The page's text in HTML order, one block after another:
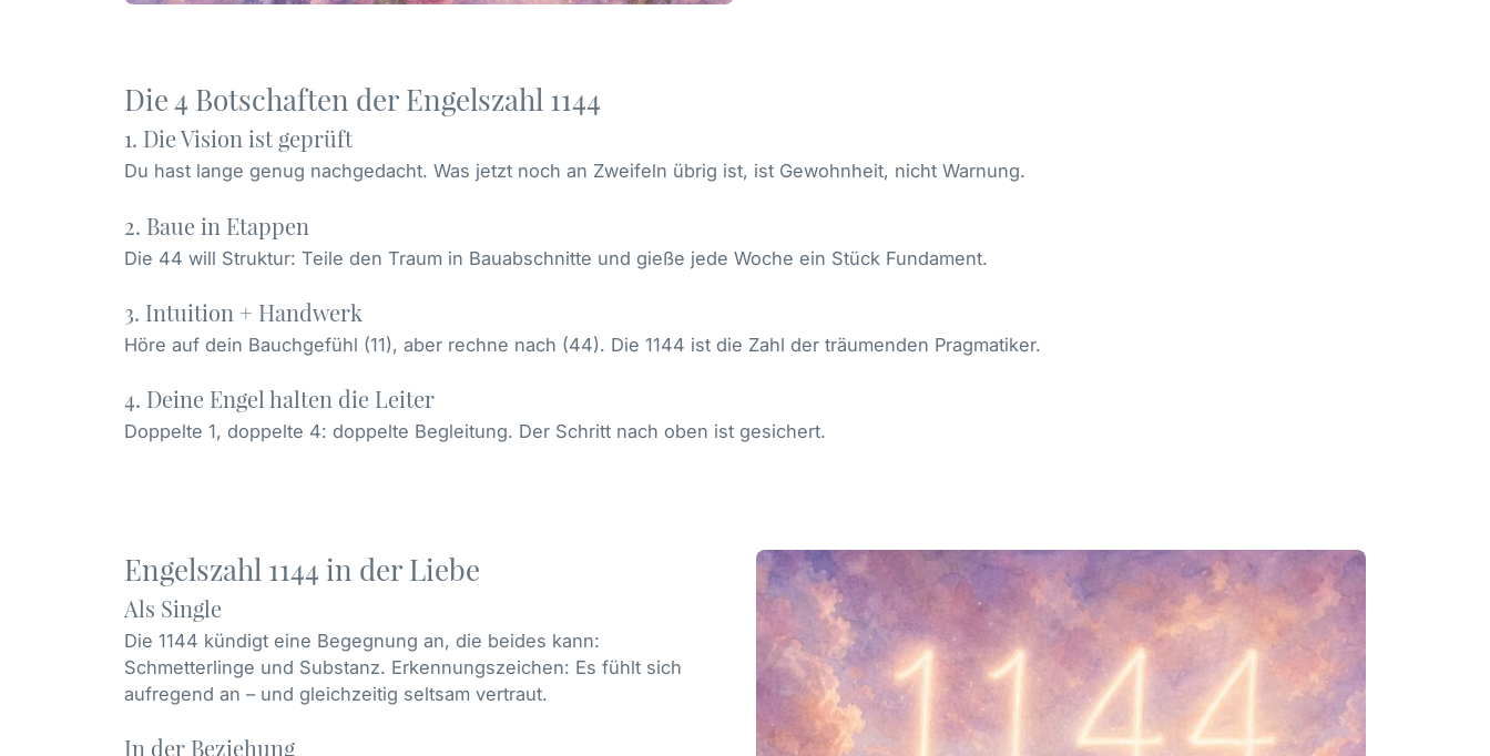
Die 4 Botschaften der Engelszahl 1144
1. Die Vision ist geprüft
Du hast lange genug nachgedacht. Was jetzt noch an Zweifeln übrig ist, ist Gewohnheit, nicht Warnung.
2. Baue in Etappen
Die 44 will Struktur: Teile den Traum in Bauabschnitte und gieße jede Woche ein Stück Fundament.
3. Intuition + Handwerk
Höre auf dein Bauchgefühl (11), aber rechne nach (44). Die 1144 ist die Zahl der träumenden Pragmatiker.
4. Deine Engel halten die Leiter
Doppelte 1, doppelte 4: doppelte Begleitung. Der Schritt nach oben ist gesichert.
Engelszahl 1144 in der Liebe
Als Single
Die 1144 kündigt eine Begegnung an, die beides kann:
Schmetterlinge und Substanz. Erkennungszeichen: Es fühlt sich
aufregend an – und gleichzeitig seltsam vertraut.
In der Beziehung